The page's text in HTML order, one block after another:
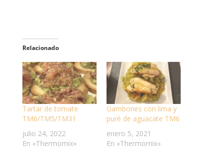
Relacionado
Tartar de tomate
TM6/TM5/TM31
julio 24, 2022
En «Thermomix»
Gambones con lima y
puré de aguacate TM6
enero 5, 2021
En «Thermomix»